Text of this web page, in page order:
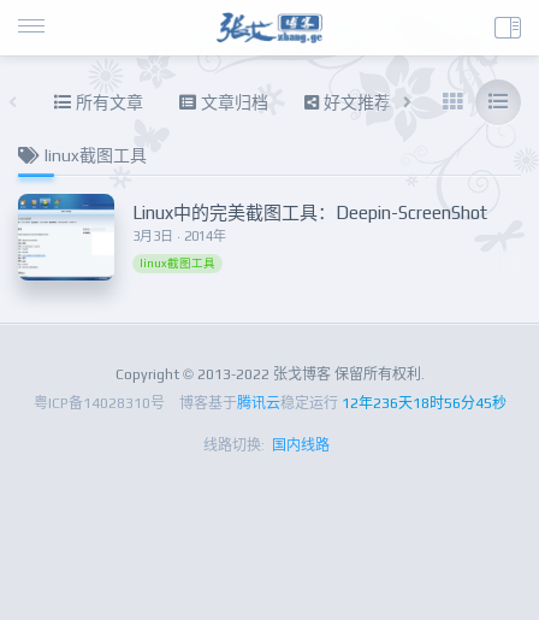
所有文章 文章归档 好文推荐 东拉西扯
linux截图工具
3月3日 · 2014年
Linux中的完美截图工具：Deepin-ScreenShot
linux截图工具
Copyright © 2013-2022 张戈博客 保留所有权利.
粤ICP备14028310号
博客基于腾讯云稳定运行 12年236天18时56分45秒
线路切换: 国内线路